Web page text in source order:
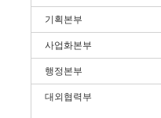
기획본부
사업화본부
행정본부
대외협력부